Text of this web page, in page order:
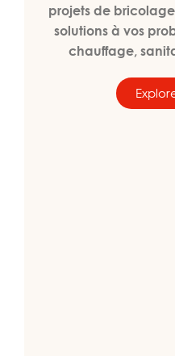
projets de
solutions à vos
chauffage,